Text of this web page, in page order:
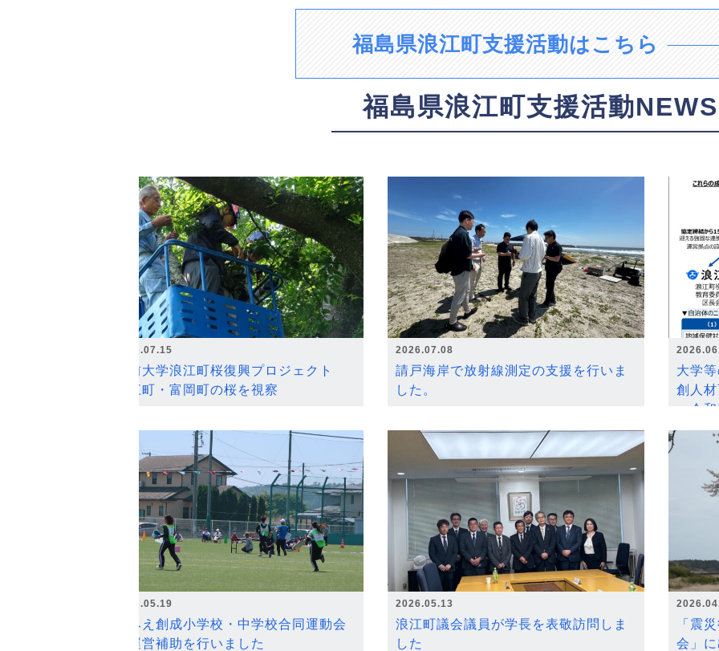
福島県浪江町支援活動はこちら
福島県浪江町支援活動NEWS
2026.07.15
弘前大学浪江町桜復興プロジェクト
浪江町・富岡町の桜を視察
2026.07.08
請戸海岸で放射線測定の支援を行いま
した。
大学
創人
～令
2026.05.19
なみえ創成小学校・中学校合同運動会
の運営補助を行いました
2026.05.13
浪江町議会議員が学長を表敬訪問しま
した
「震
会」